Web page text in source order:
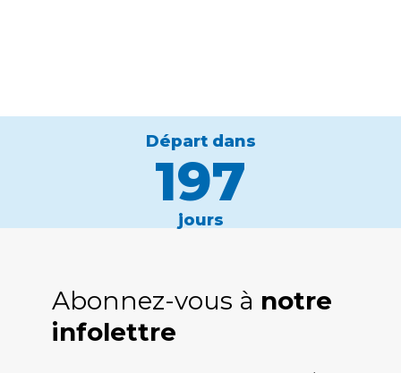
Départ dans
197
jours
Abonnez-vous à notre
infolettre